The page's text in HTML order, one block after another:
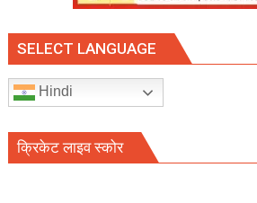
SELECT LANGUAGE
Hindi
क्रिकेट लाइव स्कोर